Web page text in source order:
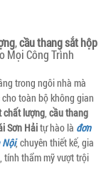
,cầu thang sắt hộp
Mọi Công Trình
trong ngôi nhà mà
toàn bộ không gian
chất lượng, cầu thang
Sơn Hảitự hào là đơn
Nội, chuyên thiết kế, gia
tính thẩm mỹ vượt trội